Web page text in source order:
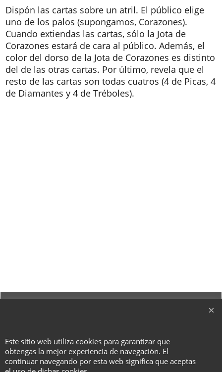
Dispón las cartas sobre un atril. El público elige
uno de los palos (supongamos, Corazones).
Cuando extiendas las cartas, sólo la Jota de
Corazones estará de cara al público. Además, el
color del dorso de la Jota de Corazones es distinto
del de las otras cartas. Por último, revela que el
resto de las cartas son todas cuatros (4 de Picas, 4
de Diamantes y 4 de Tréboles).
Este sitio web utiliza cookies para garantizar que
obtengas la mejor experiencia de navegación. El
continuar navegando por esta web significa que aceptas